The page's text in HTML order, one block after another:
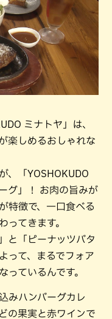
ミナトヤ」は、
楽しめるおしゃれな
、「YOSHOKUDO
グ」！ お肉の旨みが
特徴で、一口食べる
ってきます。
と「ピーナッツバタ
って、まるでフォア
っているんです。
みハンバーグカレ
の果実と赤ワインで